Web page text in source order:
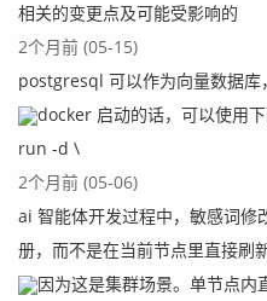
相关的变更点及可能受影响的
2个月前 (05-15)
postgresql 可以作为向量数据库
docker 启动的话，可以使用
run -d \
2个月前 (05-06)
ai 智能体开发过程中，敏感词修
册，而不是在当前节点里直接刷
因为这是集群场景。单节点内